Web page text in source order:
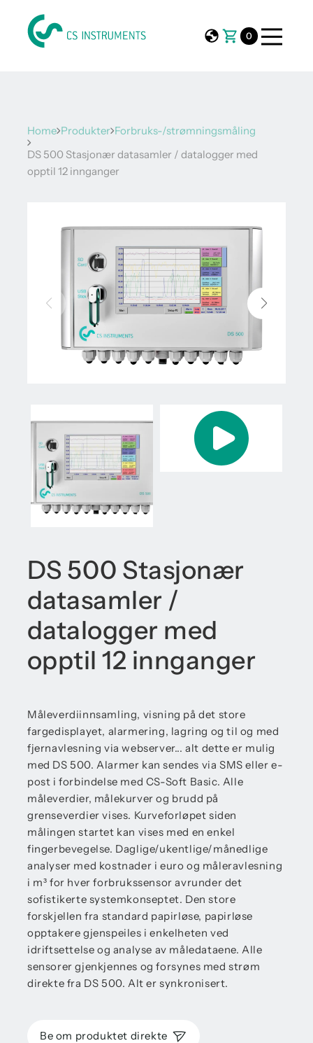
0
Home Produkter Forbruks-/strømningsmåling
DS 500 Stasjonær datasamler / datalogger med
opptil 12 innganger
DS 500 Stasjonær
datasamler /
datalogger med
opptil 12 innganger
Måleverdiinnsamling, visning på det store
fargedisplayet, alarmering, lagring og til og med
fjernavlesning via webserver... alt dette er mulig
med DS 500. Alarmer kan sendes via SMS eller e-
post i forbindelse med CS-Soft Basic. Alle
måleverdier, målekurver og brudd på
grenseverdier vises. Kurveforløpet siden
målingen startet kan vises med en enkel
fingerbevegelse. Daglige/ukentlige/månedlige
analyser med kostnader i euro og måleravlesning
i m³ for hver forbrukssensor avrunder det
sofistikerte systemkonseptet. Den store
forskjellen fra standard papirløse, papirløse
opptakere gjenspeiles i enkelheten ved
idriftsettelse og analyse av måledataene. Alle
sensorer gjenkjennes og forsynes med strøm
direkte fra DS 500. Alt er synkronisert.
Be om produktet direkte